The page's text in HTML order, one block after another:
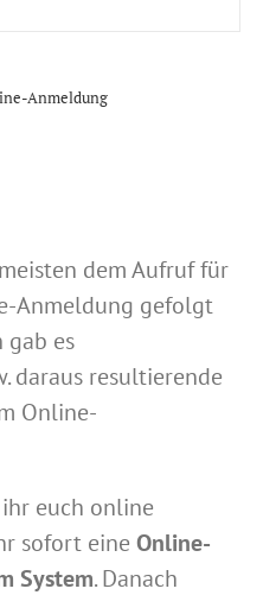
Anmeldung
dem Aufruf für
Anmeldung gefolgt
gab es
daraus resultierende
Online-
euch online
sofort eine Online-
System. Danach